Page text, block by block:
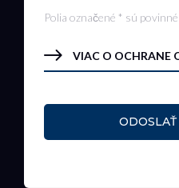
Polia označené * sú povinné
VIAC O OCHRANE
ODOSLAŤ